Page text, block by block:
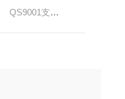
QS9001支原体抑制剂QS9001